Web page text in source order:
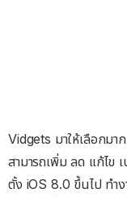
Vidgets มาให้เลือกมา
สามารถเพิ่ม ลด แก้ไข
ตั้ง iOS 8.0 ขึ้นไป ทำ